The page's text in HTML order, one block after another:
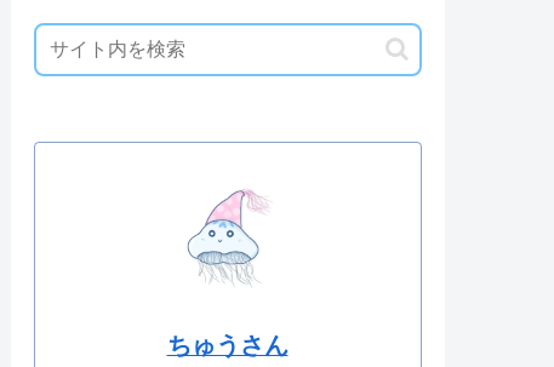
ちゅうさん